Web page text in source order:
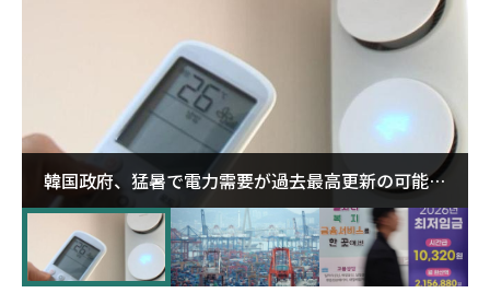
韓国政府、猛暑で電力需要が過去最高更新の可能性
に需給対応体制を点検